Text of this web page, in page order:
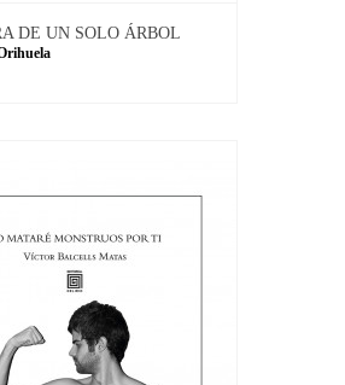
DE UN SOLO ÁRBOL